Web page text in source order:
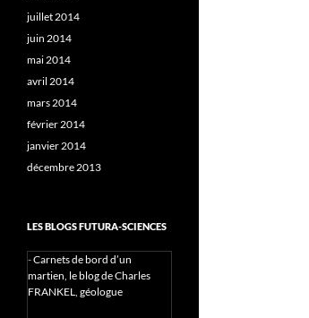
juillet 2014
juin 2014
mai 2014
avril 2014
mars 2014
février 2014
janvier 2014
décembre 2013
LES BLOGS FUTURA-SCIENCES
-Carnets de bord d’un
martien, le blog de Charles
FRANKEL, géologue